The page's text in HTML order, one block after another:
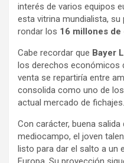
interés de varios equipos
esta vitrina mundialista,
rondar los 16 millones de
Cabe recordar que Bayer
los derechos económicos
venta se repartiría entre
consolida como uno de
actual mercado de
Con carácter, buena
mediocampo, el joven
listo para dar el salto a un